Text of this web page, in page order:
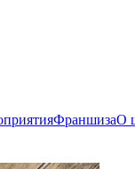
ФраншизаО